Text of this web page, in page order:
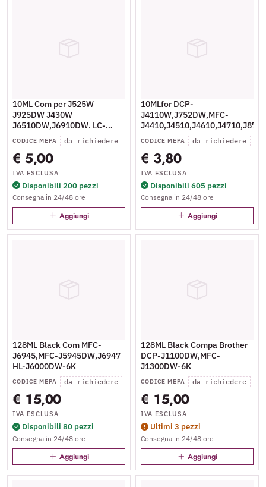
10ML Com per J525W
J925DW J430W
J6510DW,J6910DW. LC-
1240Y
CODICE MEPA da richiedere
€ 5,00
IVA ESCLUSA
Disponibili 200 pezzi
Consegna in 24/48 ore
Aggiungi
10MLfor DCP-
J4110W,J752DW,MFC-
CODICE MEPA da richiedere
€ 3,80
IVA ESCLUSA
Disponibili 605 pezzi
Consegna in 24/48 ore
Aggiungi
128ML Black Com MFC-
J6945,MFC-J5945DW,J6947
HL-J6000DW-6K
CODICE MEPA da richiedere
€ 15,00
IVA ESCLUSA
Disponibili 80 pezzi
Consegna in 24/48 ore
Aggiungi
128ML Black Compa Brother
DCP-J1100DW,MFC-
J1300DW-6K
CODICE MEPA da richiedere
€ 15,00
IVA ESCLUSA
Ultimi 3 pezzi
Consegna in 24/48 ore
Aggiungi